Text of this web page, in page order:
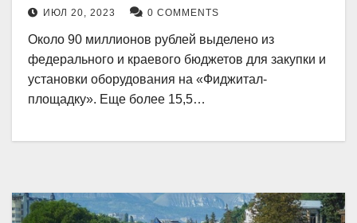
ИЮЛ 20, 2023 0 COMMENTS
Около 90 миллионов рублей выделено из
федерального и краевого бюджетов для закупки и
установки оборудования на «Фиджитал-
площадку». Еще более 15,5…